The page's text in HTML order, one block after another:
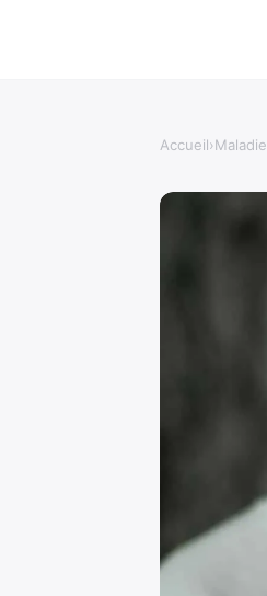
Accueil›Maladie